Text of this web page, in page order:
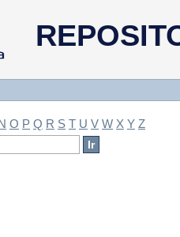
O P Q R S T U V W X Y Z